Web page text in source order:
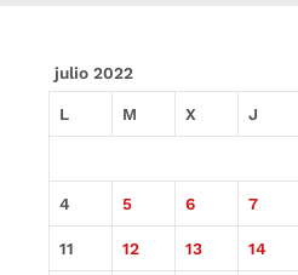
julio 2022
L M X J
4 5 6 7
11 12 13 14